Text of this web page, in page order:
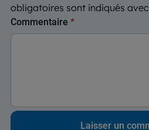
obligatoires sont indiqués avec
Commentaire *